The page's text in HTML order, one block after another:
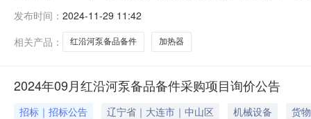
计划交付地点：订单/合同约定的交货地址采购方式：询
发布时间： 2024-11-29 11:42
相关产品：
红沿河泵备品备件 加热器
2024年09月红沿河泵备品备件采购项目询价公告
招标｜招标公告 辽宁省｜大连市｜中山区 机械设备
货物